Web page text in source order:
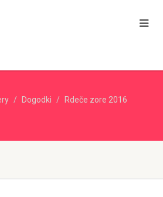
Dogodki
Rdeče zore 2016